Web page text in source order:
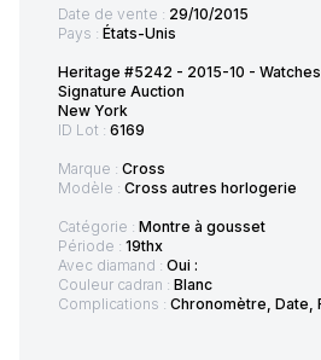
Date de vente : 29/10/2015
Pays : États-Unis
Heritage #5242 - 2015-10 -
Signature Auction
New York
ID Lot : 6169
Marque : Cross
Modèle : Cross autres horlogerie
Catégorie : Montre à gousset
Période : 19thx
Avec diamand : Oui :
Couleur cadran : Blanc
Complications : Chronomètre, Date,